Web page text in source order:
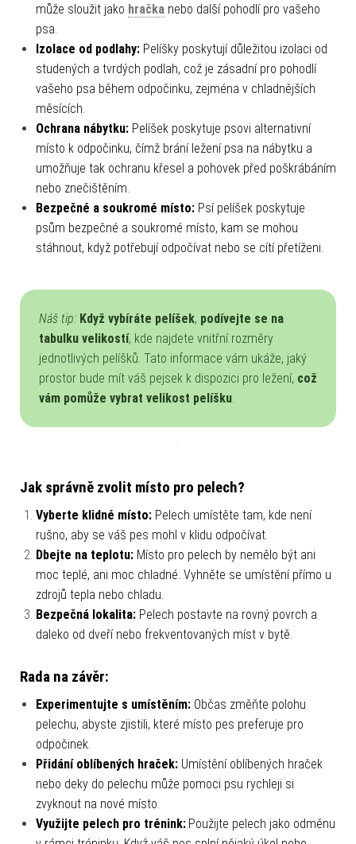
může sloužit jako hračka nebo další pohodlí pro vašeho
psa.
Izolace od podlahy: Pelíšky poskytují důležitou izolaci od
studených a tvrdých podlah, což je zásadní pro pohodlí
vašeho psa během odpočinku, zejména v chladnějších
měsících.
Ochrana nábytku: Pelíšek poskytuje psovi alternativní
místo k odpočinku, čímž brání ležení psa na nábytku a
umožňuje tak ochranu křesel a pohovek před poškrábáním
nebo znečištěním.
Bezpečné a soukromé místo: Psí pelíšek poskytuje
psům bezpečné a soukromé místo, kam se mohou
stáhnout, když potřebují odpočívat nebo se cítí přetíženi.
Náš tip: Když vybíráte pelíšek, podívejte se na
tabulku velikostí, kde najdete vnitřní rozměry
jednotlivých pelíšků. Tato informace vám ukáže, jaký
prostor bude mít váš pejsek k dispozici pro ležení, což
vám pomůže vybrat velikost pelíšku.
Jak správně zvolit místo pro pelech?
Vyberte klidné místo: Pelech umístěte tam, kde není
rušno, aby se váš pes mohl v klidu odpočívat.
Dbejte na teplotu: Místo pro pelech by nemělo být ani
moc teplé, ani moc chladné. Vyhněte se umístění přímo u
zdrojů tepla nebo chladu.
Bezpečná lokalita: Pelech postavte na rovný povrch a
daleko od dveří nebo frekventovaných míst v bytě.
Rada na závěr:
Experimentujte s umístěním: Občas změňte polohu
pelechu, abyste zjistili, které místo pes preferuje pro
odpočinek.
Přidání oblíbených hraček: Umístění oblíbených hraček
nebo deky do pelechu může pomoci psu rychleji si
zvyknout na nové místo.
Využijte pelech pro trénink:.Použijte pelech jako odměnu